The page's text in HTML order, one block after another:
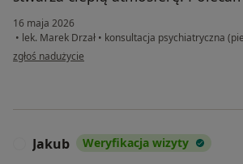
16 maja 2026
• lek. Marek Drzał • konsultacja psychiatryczna
w opinii użytkownika A.T
zgłoś nadużycie
Jakub Weryfikacja wizyty